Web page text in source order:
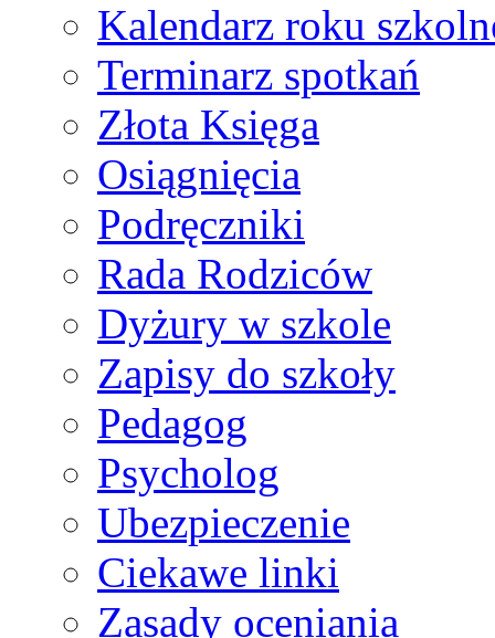
Kalendarz roku
Terminarz spotkań
Złota Księga
Osiągnięcia
Podręczniki
Rada Rodziców
Dyżury w szkole
Zapisy do szkoły
Pedagog
Psycholog
Ubezpieczenie
Ciekawe linki
Zasady oceniania